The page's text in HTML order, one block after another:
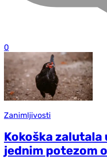
0
Zanimljivosti
Kokoška zalutala
jednim potezom